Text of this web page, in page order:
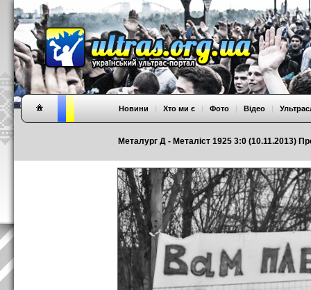
Металург Д - Металіст 1925 3:0 (10.11.2013)
Новини | Хто ми є | Фото | Відео |